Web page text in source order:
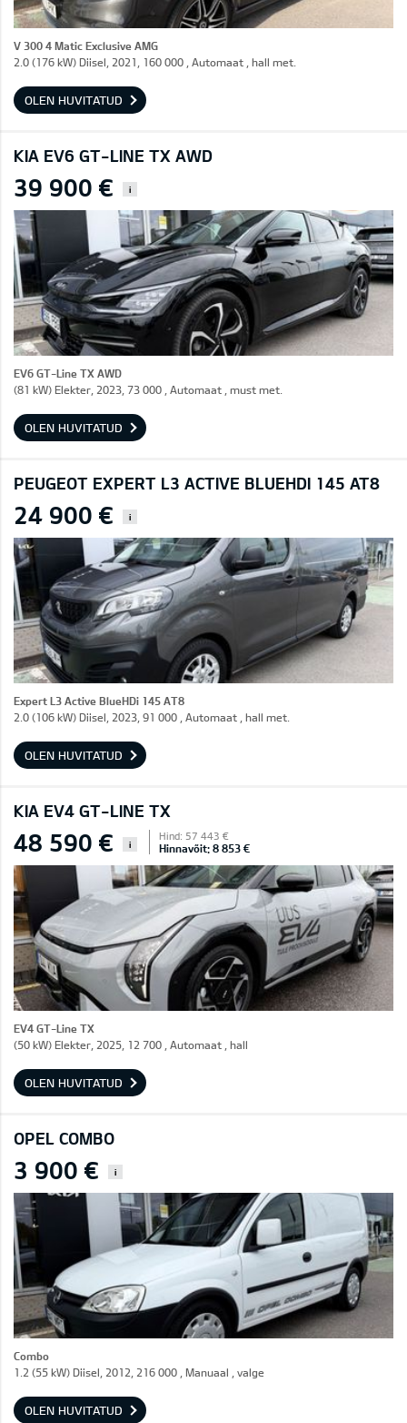
V 300 4 Matic Exclusive AMG
2.0 (176 kW) Diisel, 2021, 160 000 , Automaat , hall met.
OLEN HUVITATUD
KIA EV6 GT-LINE TX AWD
39 900 € i
EV6 GT-Line TX AWD
(81 kW) Elekter, 2023, 73 000 , Automaat , must met.
OLEN HUVITATUD
PEUGEOT EXPERT L3 ACTIVE BLUEHDI 145 AT8
24 900 € i
Expert L3 Active BlueHDi 145 AT8
2.0 (106 kW) Diisel, 2023, 91 000 , Automaat , hall met.
OLEN HUVITATUD
KIA EV4 GT-LINE TX
48 590 € i
Hind: 57 443 €
Hinnavõit: 8 853 €
EV4 GT-Line TX
(50 kW) Elekter, 2025, 12 700 , Automaat , hall
OLEN HUVITATUD
OPEL COMBO
3 900 € i
Combo
1.2 (55 kW) Diisel, 2012, 216 000 , Manuaal , valge
OLEN HUVITATUD